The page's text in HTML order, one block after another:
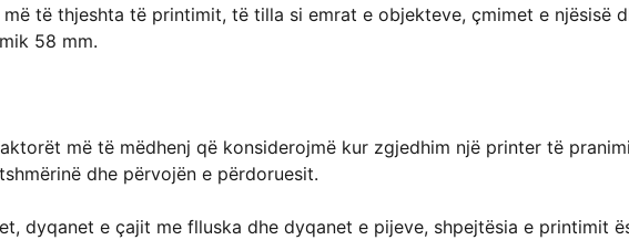
të thjeshta të printimit, të tilla si emrat e objekteve, çmimet e njësisë
58 mm.
më të mëdhenj që konsiderojmë kur zgjedhim një printer të
dhe përvojën e përdoruesit.
dyqanet e çajit me flluska dhe dyqanet e pijeve, shpejtësia e printimit